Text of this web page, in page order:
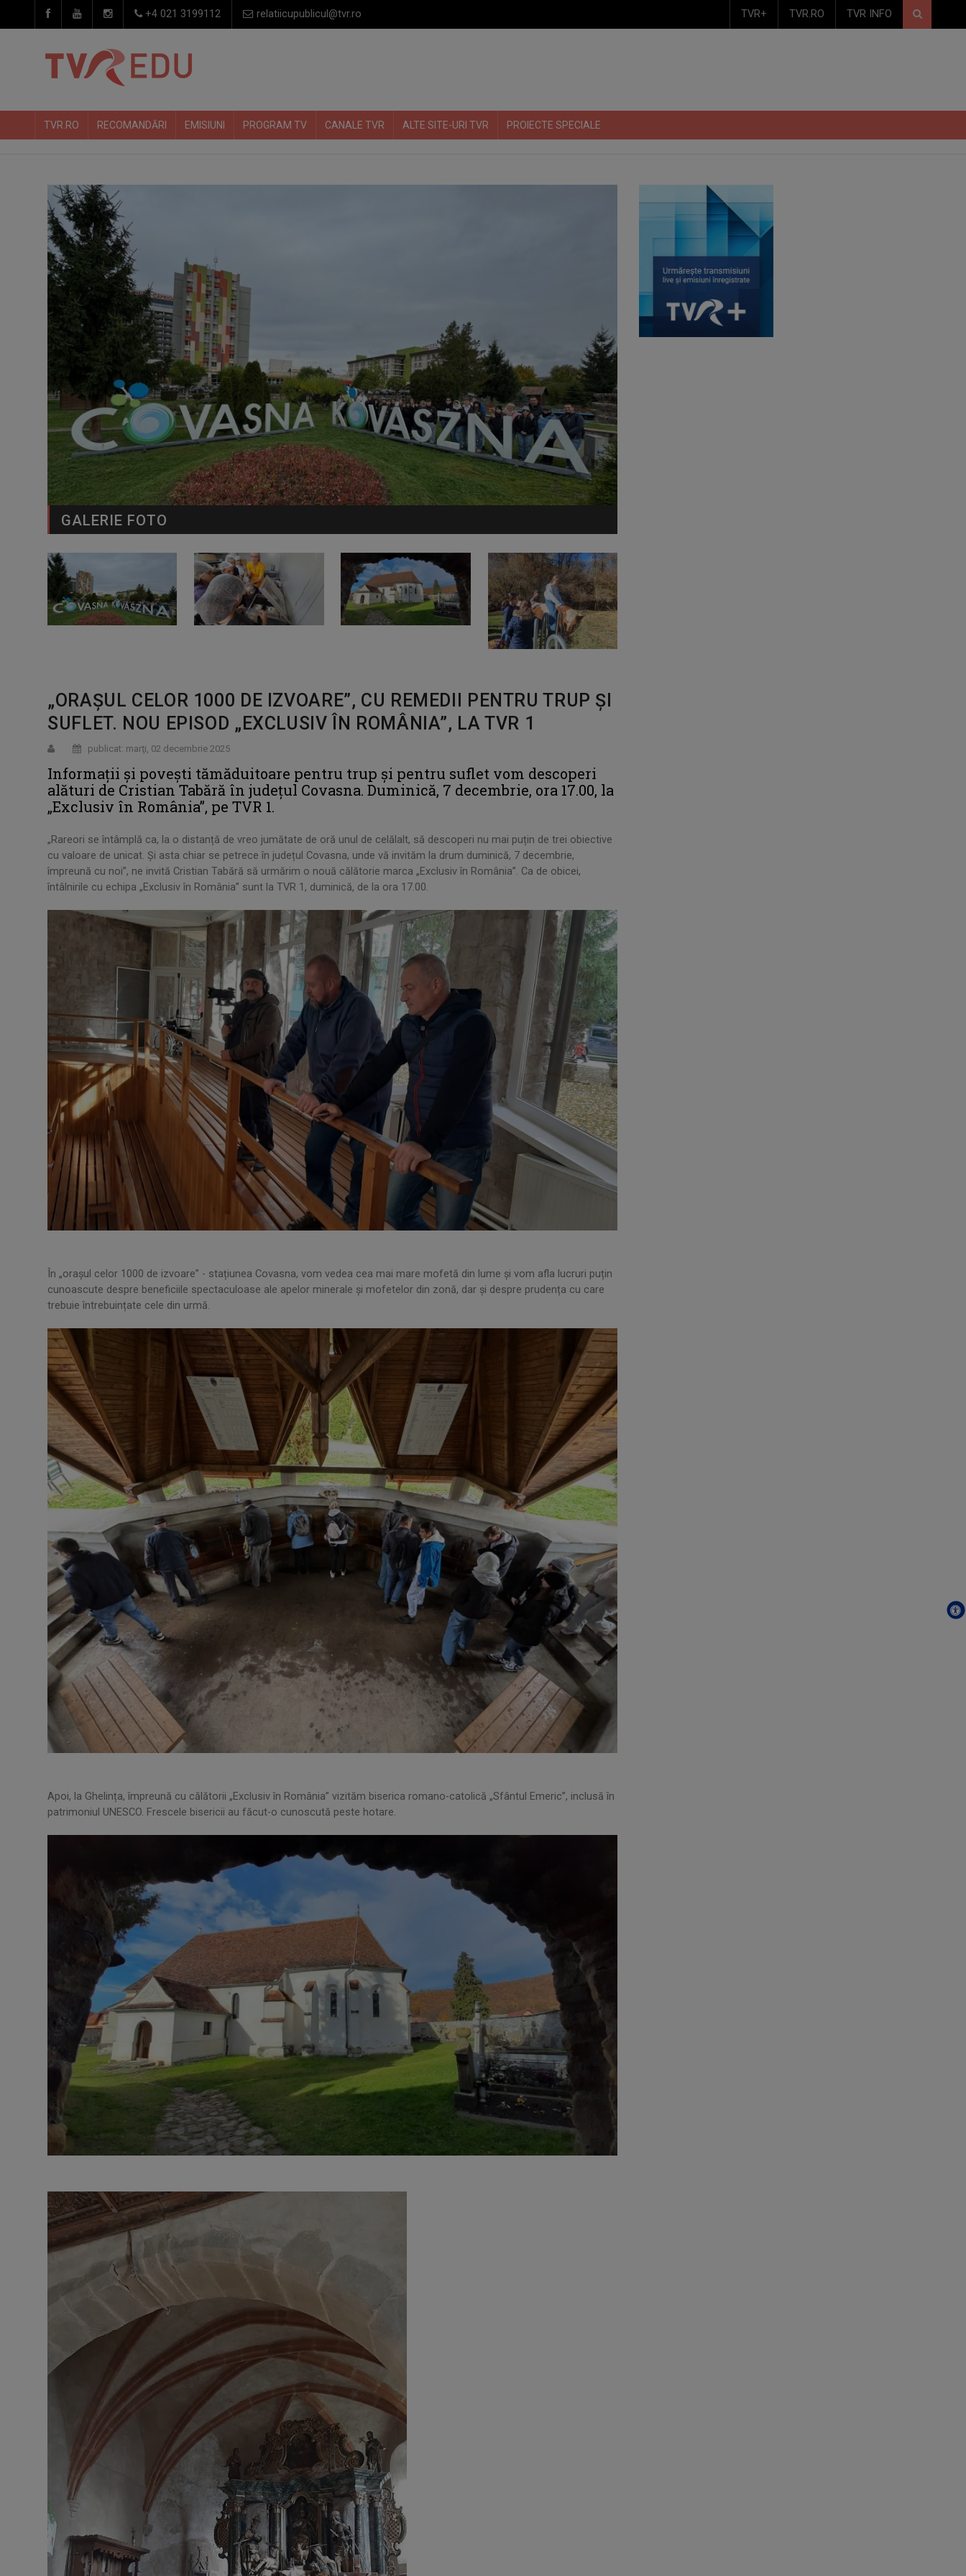
+4 021 3199112 relatiicupublicul@tvr.ro TVR+ TVR.RO TVR INFO
TVR.RO RECOMANDĂRI EMISIUNI PROGRAM TV CANALE TVR ALTE SITE-URI TVR PROIECTE SPECIALE
GALERIE FOTO
„ORAȘUL CELOR 1000 DE IZVOARE”, CU REMEDII PENTRU TRUP ŞI
SUFLET. NOU EPISOD „EXCLUSIV ÎN ROMÂNIA”, LA TVR 1
publicat: marţi, 02 decembrie 2025
Informații și povești tămăduitoare pentru trup și pentru suflet vom descoperi
alături de Cristian Tabără în judeţul Covasna. Duminică, 7 decembrie, ora 17.00, la
„Exclusiv în România”, pe TVR 1.
„Rareori se întâmplă ca, la o distanță de vreo jumătate de oră unul de celălalt, să descoperi nu mai puțin de trei obiective
cu valoare de unicat. Și asta chiar se petrece în județul Covasna, unde vă invităm la drum duminică, 7 decembrie,
împreună cu noi”, ne invită Cristian Tabără să urmărim o nouă călătorie marca „Exclusiv în România”. Ca de obicei,
întâlnirile cu echipa „Exclusiv în România” sunt la TVR 1, duminică, de la ora 17.00.
În „orașul celor 1000 de izvoare” - stațiunea Covasna, vom vedea cea mai mare mofetă din lume şi vom afla lucruri puțin
cunoascute despre beneficiile spectaculoase ale apelor minerale și mofetelor din zonă, dar și despre prudența cu care
trebuie întrebuințate cele din urmă.
Apoi, la Ghelința, împreună cu călătorii „Exclusiv în România” vizităm biserica romano-catolică „Sfântul Emeric”, inclusă în
patrimoniul UNESCO. Frescele bisericii au făcut-o cunoscută peste hotare.